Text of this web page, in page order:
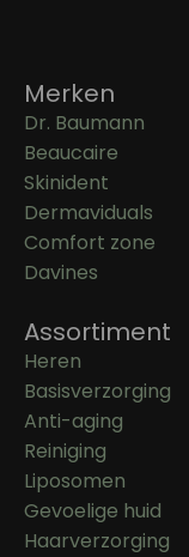
Merken
Dr. Baumann
Beaucaire
Skinident
Dermaviduals
Comfort zone
Davines
Assortiment
Heren
Basisverzorging
Anti-aging
Reiniging
Liposomen
Gevoelige huid
Haarverzorging